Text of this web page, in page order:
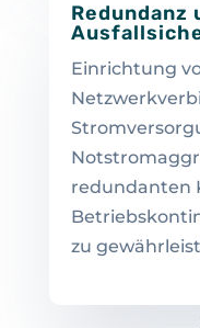
Redundanz
Einrichtung
redundanten
zu